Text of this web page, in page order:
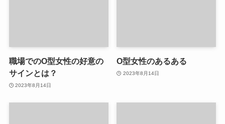
職場でのO型女性の好意の
サインとは？
2023年8月14日
O型女性のあるある
2023年8月14日